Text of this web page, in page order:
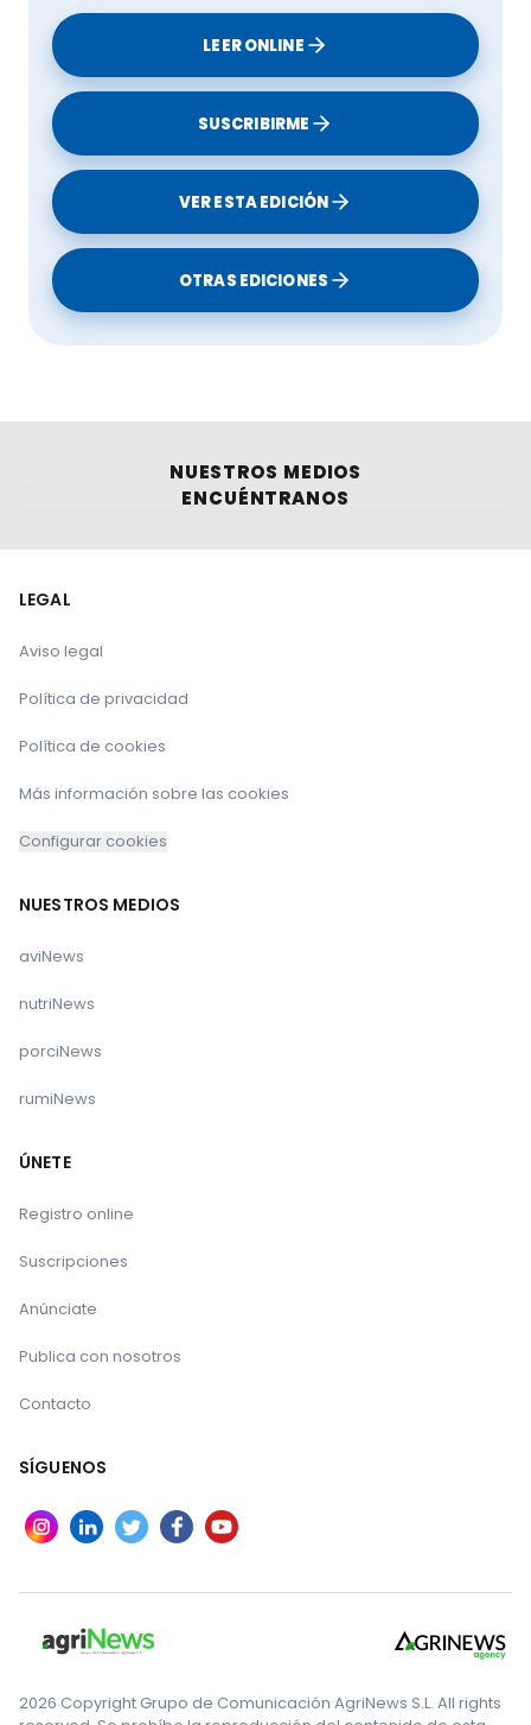
LEER ONLINE
SUSCRIBIRME
VER ESTA EDICIÓN
OTRAS EDICIONES
NUESTROS MEDIOS
ENCUÉNTRANOS
LEGAL
Aviso legal
Política de privacidad
Política de cookies
Más información sobre las cookies
Configurar cookies
NUESTROS MEDIOS
aviNews
nutriNews
porciNews
rumiNews
ÚNETE
Registro online
Suscripciones
Anúnciate
Publica con nosotros
Contacto
SÍGUENOS
2026 Copyright Grupo de Comunicación AgriNews S.L. All rights